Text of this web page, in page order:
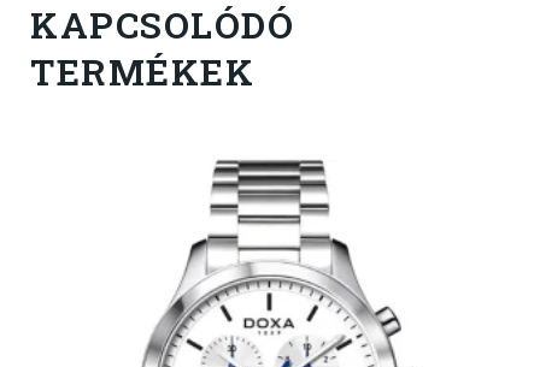
KAPCSOLÓDÓ
TERMÉKEK